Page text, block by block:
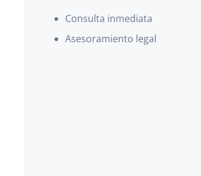
Consulta inmediata
Asesoramiento legal